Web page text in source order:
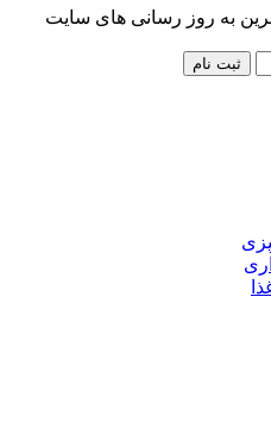
به روز رسانی های سایت